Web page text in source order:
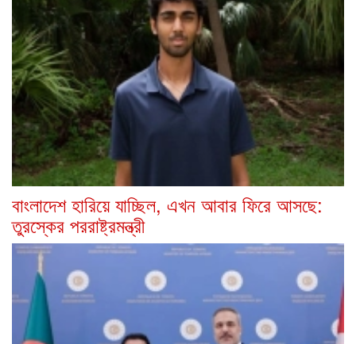
বাংলাদেশ হারিয়ে যাচ্ছিল, এখন আবার ফিরে আসছে:
তুরস্কের পররাষ্ট্রমন্ত্রী